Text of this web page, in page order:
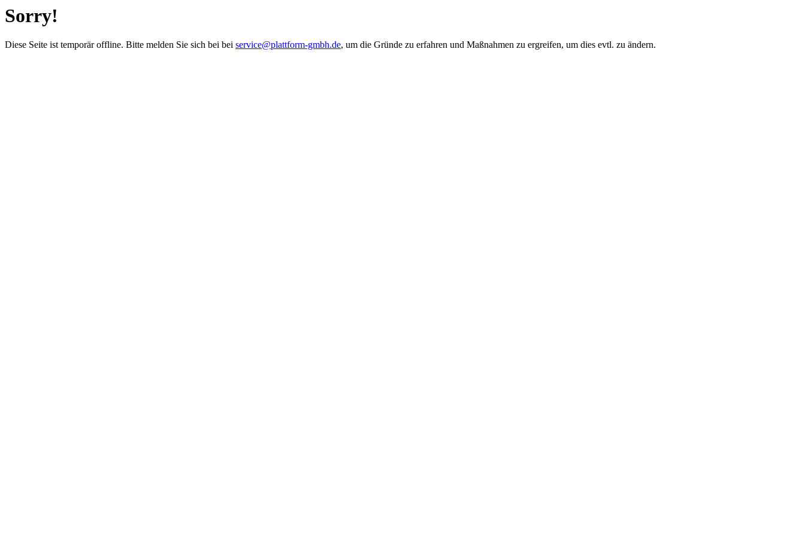
Sorry!
Diese Seite ist temporär offline. Bitte melden Sie sich bei bei service@plattform-gmbh.de, um die Gründe zu erfahren und Maßnahmen zu ergreifen, um dies evtl. zu ändern.